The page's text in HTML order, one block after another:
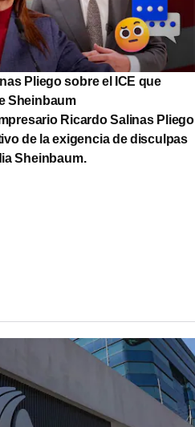
Pliego sobre el ICE que
Sheinbaum
Ricardo Salinas Pliego
de la exigencia de disculpas
Sheinbaum.